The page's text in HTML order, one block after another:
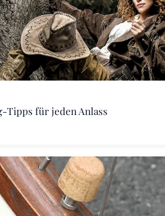
Tipps für jeden Anlass